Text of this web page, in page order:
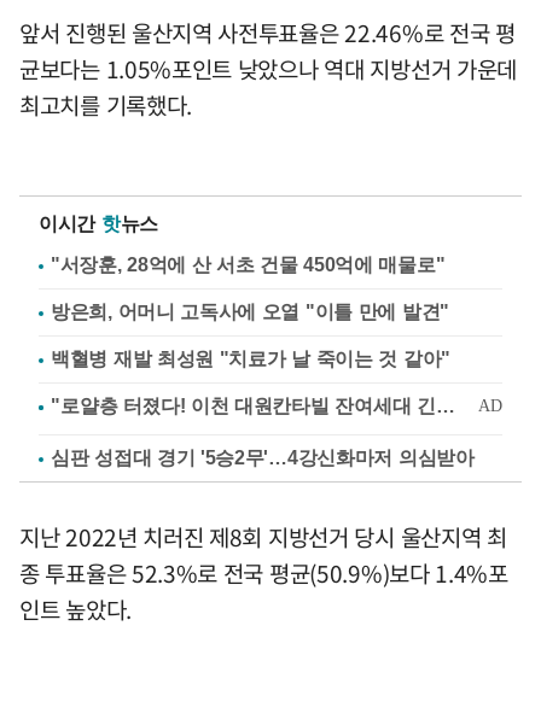
앞서 진행된 울산지역 사전투표율은 22.46%로 전국 평
균보다는 1.05%포인트 낮았으나 역대 지방선거 가운데
최고치를 기록했다.
이시간 핫뉴스
"서장훈, 28억에 산 서초 건물 450억에 매물로"
방은희, 어머니 고독사에 오열 "이틀 만에 발견"
백혈병 재발 최성원 "치료가 날 죽이는 것 같아"
심판 성접대 경기 '5승2무'…4강신화마저 의심받아
지난 2022년 치러진 제8회 지방선거 당시 울산지역 최
종 투표율은 52.3%로 전국 평균(50.9%)보다 1.4%포
인트 높았다.